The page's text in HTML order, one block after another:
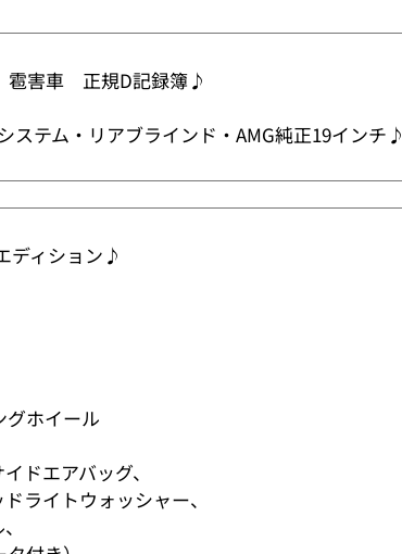
雹害車 正規D記録簿♪
テム・リアブラインド・AMG純正19インチ♪
ディション♪
ホイール
ドエアバッグ、
ライトウォッシャー、